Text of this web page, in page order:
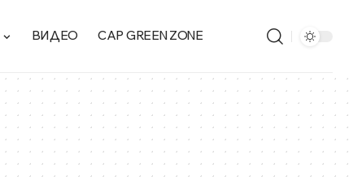
ВИДЕО CAP GREEN ZONE